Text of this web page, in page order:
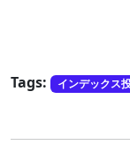
Tags: インデックス